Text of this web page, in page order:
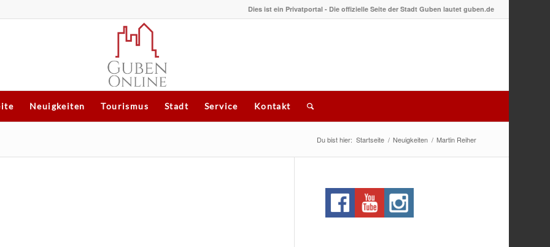
Dies ist ein Privatportal - Die offizielle Seite der Stadt Guben lautet guben.de
Neuigkeiten Tourismus Stadt Service Kontakt
Du bist hier: Startseite / Neuigkeiten / Martin Reiher